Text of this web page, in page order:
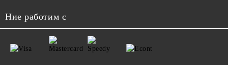
Ние работим с